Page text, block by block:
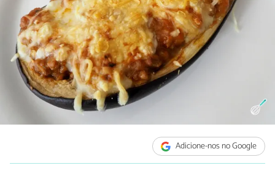
Adicione-nos no Google